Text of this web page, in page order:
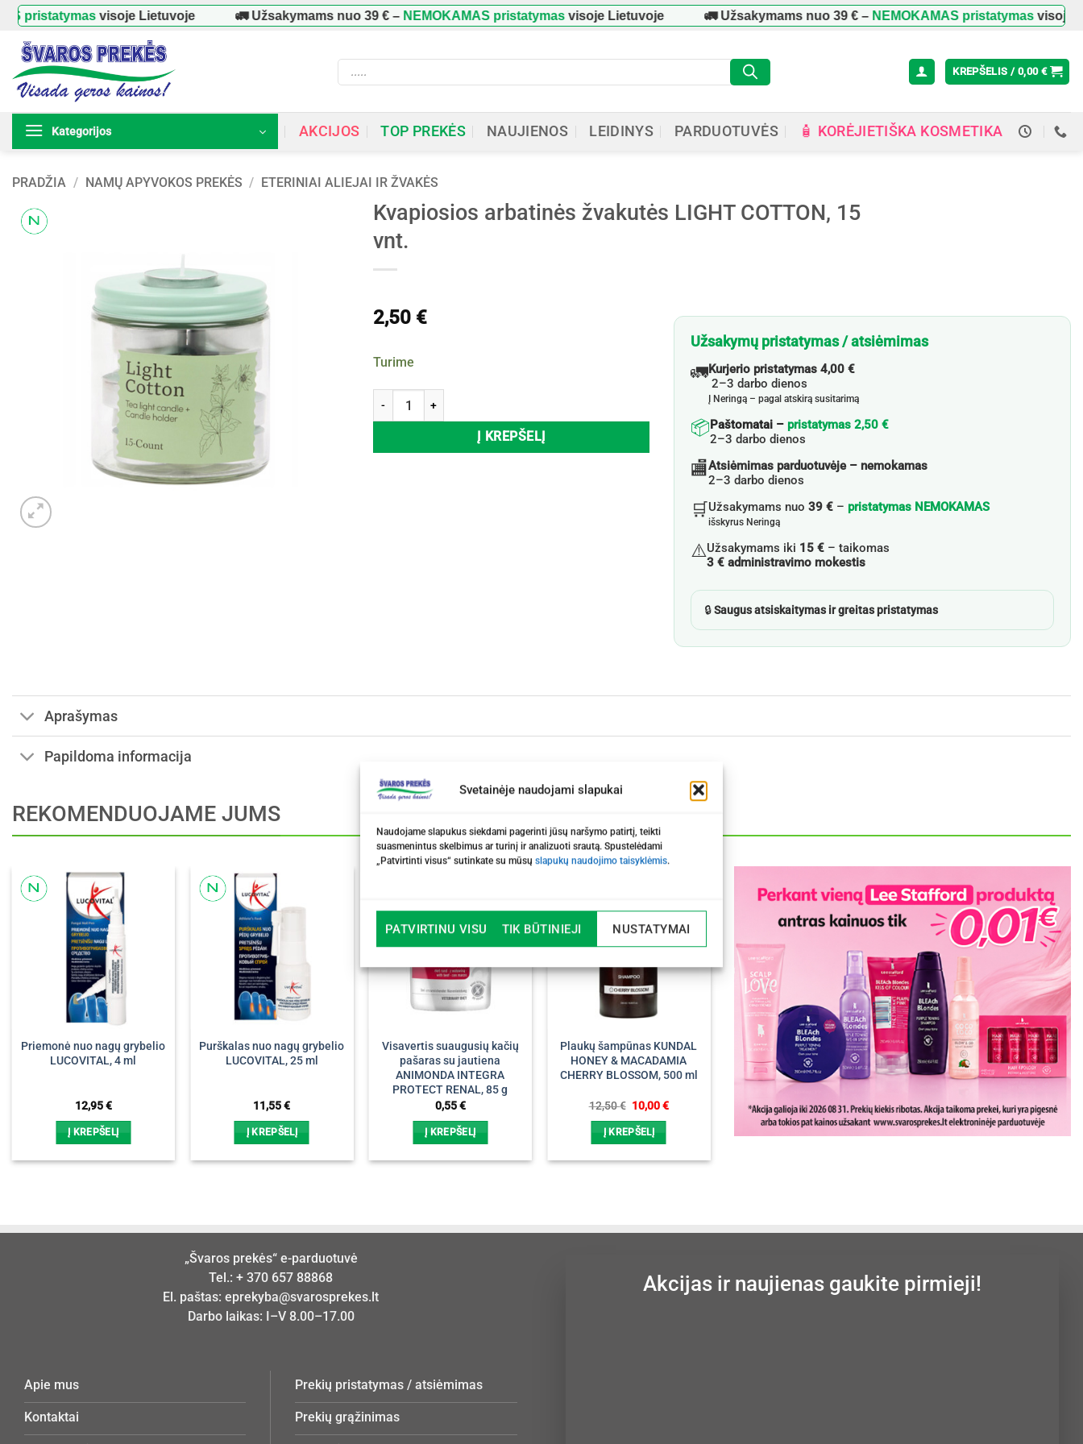
Svetainėje naudojami slapukai
Naudojame slapukus siekdami pagerinti jūsų naršymo patirtį, teikti
suasmenintus skelbimus ar turinį ir analizuoti srautą. Spustelėdami
„Patvirtinti visus“ sutinkate su mūsų slapukų naudojimo taisyklėmis.
PATVIRTINU VISUS TIK BŪTINIEJI NUSTATYMAI
Skip
content
visoje Lietuvoje 🚛 Užsakymams nuo39 €–NEMOKAMAS pristatymasvisoje Lietuvoje 🚛 Užsakymams nuo39 €–NEMOKAMAS pristatymasvisoje
Products
search
KREPŠELIS / 0,00 €
Kategorijos AKCIJOS TOP PREKĖS NAUJIENOS LEIDINYS PARDUOTUVĖS 🧴 KORĖJIETIŠKA KOSMETIKA
PRADŽIA / NAMŲ APYVOKOS PREKĖS / ETERINIAI ALIEJAI IR ŽVAKĖS
Kvapiosios arbatinės žvakutės LIGHT COTTON, 15
vnt.
2,50 €
Turime
produkto kiekis: Kvapiosios arbatinės žvakutės LIGHT COTTON, 15 vnt.
Į KREPŠELĮ
Užsakymų pristatymas / atsiėmimas
🚛Kurjerio pristatymas 4,00 €
2–3 darbo dienos
Į Neringą – pagal atskirą susitarimą
📦Paštomatai – pristatymas 2,50 €
2–3 darbo dienos
🏬Atsiėmimas parduotuvėje – nemokamas
2–3 darbo dienos
🛒Užsakymams nuo39 € – pristatymas NEMOKAMAS
išskyrus Neringą
⚠️Užsakymams iki 15 € – taikomas
3 € administravimo mokestis
🔒Saugus atsiskaitymas ir greitas pristatymas
Aprašymas
Papildoma informacija
REKOMENDUOJAME JUMS
Priemonė nuo nagų grybelio
LUCOVITAL, 4 ml
12,95€
Į KREPŠELĮ
Purškalas nuo nagų grybelio
LUCOVITAL, 25 ml
11,55€
Į KREPŠELĮ
Visavertis suaugusių kačių
pašaras su jautiena
ANIMONDA INTEGRA
PROTECT RENAL, 85 g
0,55€
Į KREPŠELĮ
Plaukų šampūnas KUNDAL
HONEY & MACADAMIA
CHERRY BLOSSOM, 500 ml
12,50€ Original
was:
12,50 €.
10,00€Current
Į KREPŠELĮ
„Švaros prekės“ e-parduotuvė
Tel.: + 370 657 88868
El. paštas: eprekyba@svarosprekes.lt
Darbo laikas: I–V 8.00–17.00
Apie mus
Kontaktai
Prekių pristatymas / atsiėmimas
Prekių grąžinimas
Akcijas ir naujienas gaukite pirmieji!